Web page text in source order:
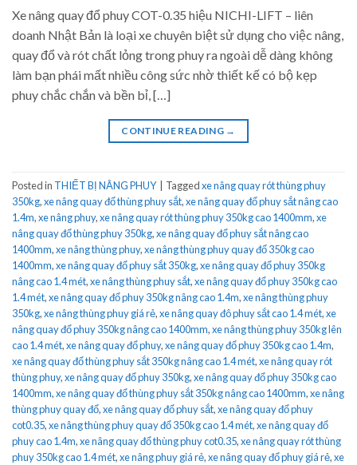
Xe nâng quay đổ phuy COT-0.35 hiệu NICHI-LIFT – liên
doanh Nhật Bản là loại xe chuyên biệt sử dụng cho việc nâng,
quay đổ và rót chất lỏng trong phuy ra ngoài dễ dàng không
làm bạn phái mất nhiều công sức nhờ thiết kế có bộ kẹp
phuy chắc chắn và bền bỉ, […]
CONTINUE READING →
Posted in THIẾT BỊ NÂNG PHUY Taggedxe nâng quay rót thùng phuy
350kg,xe nâng quay đổ thùng phuy sắt,xe nâng quay đổ phuy sắt nâng cao
1.4m,xe nâng phuy,xe nâng quay rót thùng phuy 350kg cao 1400mm,xe
nâng quay đổ thùng phuy 350kg,xe nâng quay đổ phuy sắt nâng cao
1400mm,xe nâng thùng phuy,xe nâng thùng phuy quay đổ 350kg cao
1400mm,xe nâng quay đổ phuy sắt 350kg,xe nâng quay đổ phuy 350kg
nâng cao 1.4 mét,xe nâng thùng phuy sắt,xe nâng quay đổ phuy 350kg cao
1.4 mét,xe nâng quay đổ phuy 350kg nâng cao 1.4m,xe nâng thùng phuy
350kg,xe nâng thùng phuy giá rẻ,xe nâng quay đô phuy sắt cao 1.4 mét,xe
nâng quay đổ phuy 350kg nâng cao 1400mm,xe nâng thùng phuy 350kg lên
cao 1.4 mét,xe nâng quay đổ phuy,xe nâng quay đổ phuy 350kg cao 1.4m,
xe nâng quay đổ thùng phuy sắt 350kg nâng cao 1.4 mét,xe nâng quay rót
thùng phuy,xe nâng quay đổ phuy 350kg,xe nâng quay đổ phuy 350kg cao
1400mm,xe nâng quay đổ thùng phuy sắt 350kg nâng cao 1400mm,xe nâng
thùng phuy quay đổ,xe nâng quay đổ phuy sắt,xe nâng quay đổ phuy
cot0.35,xe nâng thùng phuy quay đổ 350kg cao 1.4 mét,xe nâng quay đổ
phuy cao 1.4m,xe nâng quay đổ thùng phuy cot0.35,xe nâng quay rót thùng
phuy 350kg cao 1.4 mét,xe nâng phuy giá rẻ,xe nâng quay đổ phuy giá rẻ,xe